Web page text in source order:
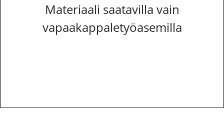
Materiaali saatavilla vain
vapaakappaletyöasemilla